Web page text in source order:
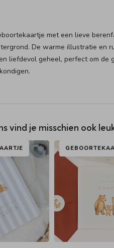
met een lieve
De warme illustratie en
liefdevol geheel, perfect om de
vind je misschien ook